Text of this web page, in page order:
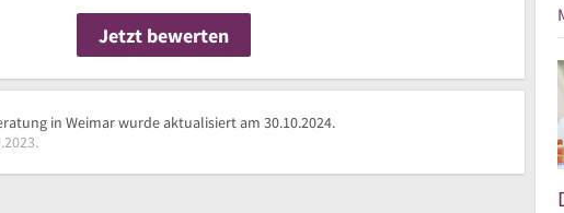
Jetzt bewerten
in Weimar wurde aktualisiert am 30.10.2024.